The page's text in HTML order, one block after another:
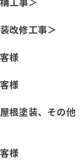
改修工事＞
様
様
根塗装、その他
様